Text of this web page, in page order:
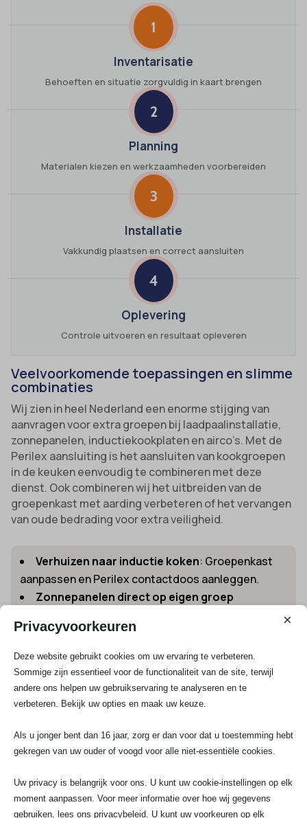
1
Inventarisatie
Behoeften en situatie zorgvuldig in kaart brengen
2
Planning
Materialen kiezen en werkzaamheden voorbereiden
3
Installatie
Vakkundig plaatsen en correct aansluiten
4
Oplevering
Controle uitvoeren en resultaat opleveren
Veelvoorkomende toepassingen en slimme
combinaties
Wij zien in heel Nederland een enorme stijging van
aanvragen voor extra groepen bij laadpaalinstallatie,
zonnepanelen, inductiekookplaten en airco’s. Met de
Perilex aansluiting is het aansluiten van kookgroepen
in de keuken eenvoudig te combineren met deze
dienst. Ook combineren wij het uitbreiden van de
groepenkast met aarding verbeteren of het vervangen
van oude bedrading voor extra veiligheid.
Verhuizen naar inductie koken: Groepenkast
aanpassen en Perilex contactdoos aanleggen.
Zonnepanelen direct op eigen groep
overbelasting.
Installatie elektrische auto thuislader
een veilige extra groep aanleg voor je laadstation.
Nieuwe aanbouw in huis: Extra groepen voor
uitbreiding van het aantal stroompunten.
Voor inzicht in tarieven van onze elektrotechnische
diensten, bekijk de actueleelektricien tarieven per
uur of hulp op locatie? Bel of WhatsApp ons via 070-
7503681 of mail naar info@saelektroexperts.nl. Als lid
van Techniek Nederland garanderen wij service,
Privacyvoorkeuren ×
Deze website gebruikt cookies om uw ervaring te verbeteren.
Sommige zijn essentieel voor de functionaliteit van de site, terwijl
andere ons helpen uw gebruikservaring te analyseren en te
verbeteren. Bekijk uw opties en maak uw keuze.
Als u jonger bent dan 16 jaar, zorg er dan voor dat u toestemming hebt
gekregen van uw ouder of voogd voor alle niet-essentiële cookies.
Uw privacy is belangrijk voor ons. U kunt uw cookie-instellingen op elk
moment aanpassen. Voor meer informatie over hoe wij gegevens
gebruiken, lees ons privacybeleid. U kunt uw voorkeuren op elk